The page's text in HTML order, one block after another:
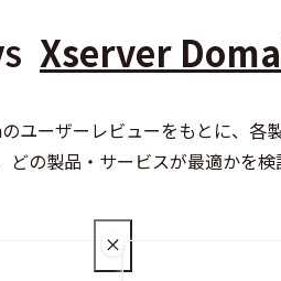
Xserver
ーザーレビューをもとに、各
の製品・サービスが最適かを検